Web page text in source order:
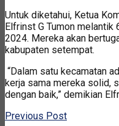
Untuk diketahui, Ketua
Elfrinst G Tumon melantik
2024. Mereka akan
kabupaten setempat.
“Dalam satu kecamatan
kerja sama mereka solid,
dengan baik,” demikian
Previous Post